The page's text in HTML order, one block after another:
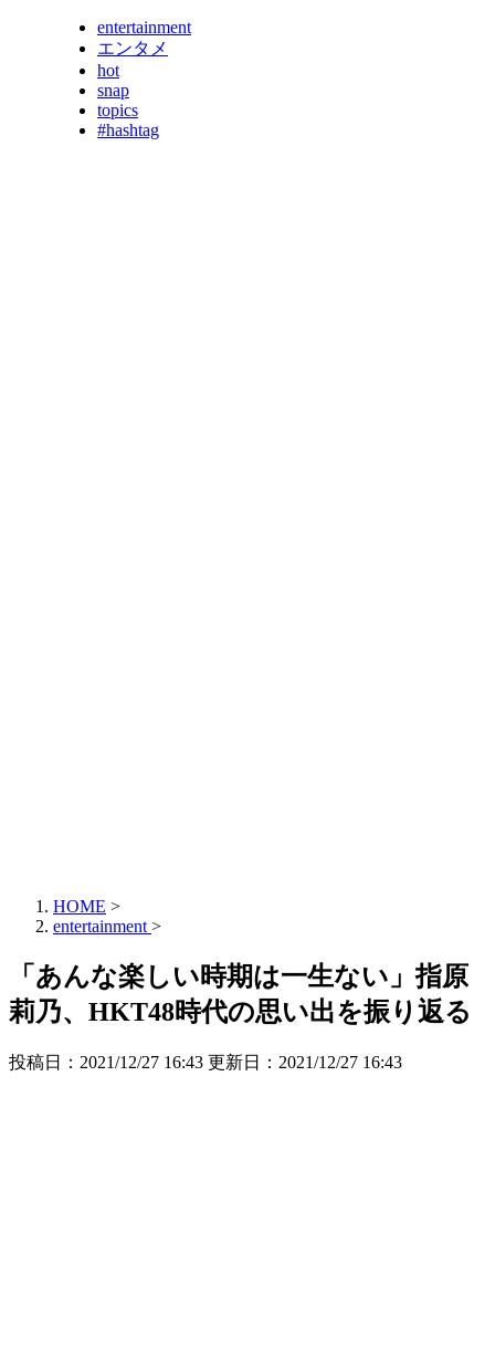
entertainment
エンタメ
hot
snap
topics
#hashtag
HOME >
entertainment >
「あんな楽しい時期は一生ない」指原
莉乃、HKT48時代の思い出を振り返る
投稿日：2021/12/27 16:43 更新日： 2021/12/27 16:43